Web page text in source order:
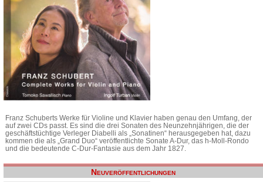
Franz Schuberts Werke für Violine und Klavier haben genau den Umfang, der
auf zwei CDs passt. Es sind die drei Sonaten des Neunzehnjährigen, die der
geschäftstüchtige Verleger Diabelli als „Sonatinen“ herausgegeben hat, dazu
kommen die als „Grand Duo“ veröffentlichte Sonate A-Dur, das h-Moll-Rondo
und die bedeutende C-Dur-Fantasie aus dem Jahr 1827.
Neuveröffentlichungen